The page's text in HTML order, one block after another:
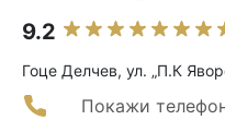
9.2
Гоце Делчев, ул. „П.К
Покажи